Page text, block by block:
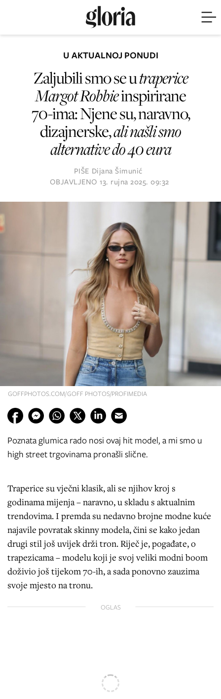
GOFFPHOTOS.COM/GOFF PHOTOS/PROFIMEDIA
U AKTUALNOJ PONUDI
Zaljubili smo se utraperice
Margot Robbieinspirirane
70-ima: Njene su, naravno,
dizajnerske,ali našli smo
alternative do 40 eura
PIŠE Dijana Šimunić
OBJAVLJENO 13. rujna 2025. 09:32
Poznata glumica rado nosi ovaj hit model, a mi smo u
high street trgovinama pronašli slične.
Traperice su vječni klasik, ali se njihov kroj s
godinama mijenja – naravno, u skladu s aktualnim
trendovima. I premda su nedavno brojne modne kuće
najavile povratak skinny modela, čini se kako jedan
drugi stil još uvijek drži tron. Riječ je, pogađate, o
trapezicama – modelu koji je svoj veliki modni boom
doživio još tijekom 70-ih, a sada ponovno zauzima
svoje mjesto na tronu.
OGLAS